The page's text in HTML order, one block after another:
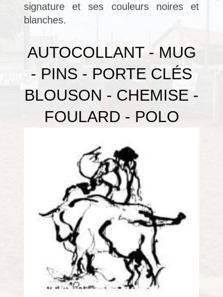
signature et ses couleurs noires et
blanches.
AUTOCOLLANT - MUG
- PINS - PORTE CLÉS
BLOUSON - CHEMISE -
FOULARD - POLO